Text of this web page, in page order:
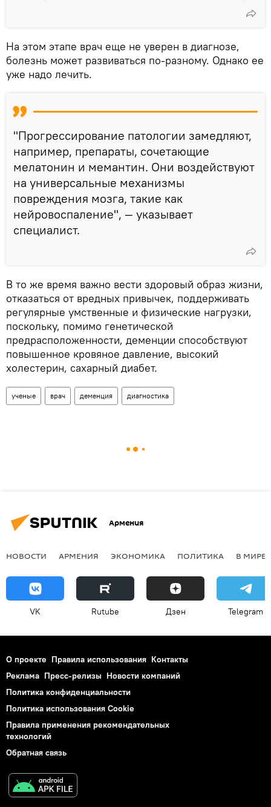
На этом этапе врач еще не уверен в диагнозе,
болезнь может развиваться по-разному. Однако ее
уже надо лечить.
"Прогрессирование патологии замедляют,
например, препараты, сочетающие
мелатонин и мемантин. Они воздействуют
на универсальные механизмы
повреждения мозга, такие как
нейровоспаление", — указывает
специалист.
В то же время важно вести здоровый образ жизни,
отказаться от вредных привычек, поддерживать
регулярные умственные и физические нагрузки,
поскольку, помимо генетической
предрасположенности, деменции способствуют
повышенное кровяное давление, высокий
холестерин, сахарный диабет.
ученые врач деменция диагностика
Армения
НОВОСТИ АРМЕНИЯ ЭКОНОМИКА ПОЛИТИКА В МИРЕ
VK Rutube Дзен Telegram
О проекте Правила использования Контакты
Реклама Пресс-релизы Новости компаний
Политика конфиденциальности
Политика использования Cookie
Правила применения рекомендательных
технологий
Обратная связь